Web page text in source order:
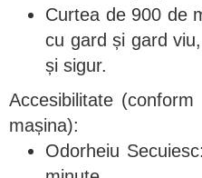
Curtea de 900 de
cu gard și gard
și sigur.
Accesibilitate
mașina):
Odorheiu